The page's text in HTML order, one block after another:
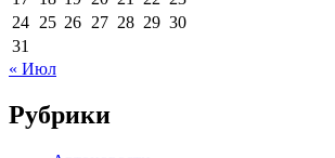
24 25 26 27 28 29 30
31
« Июл
Рубрики